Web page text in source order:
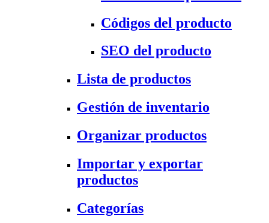
Códigos del producto
SEO del producto
Lista de productos
Gestión de inventario
Organizar productos
Importar y exportar
productos
Categorías